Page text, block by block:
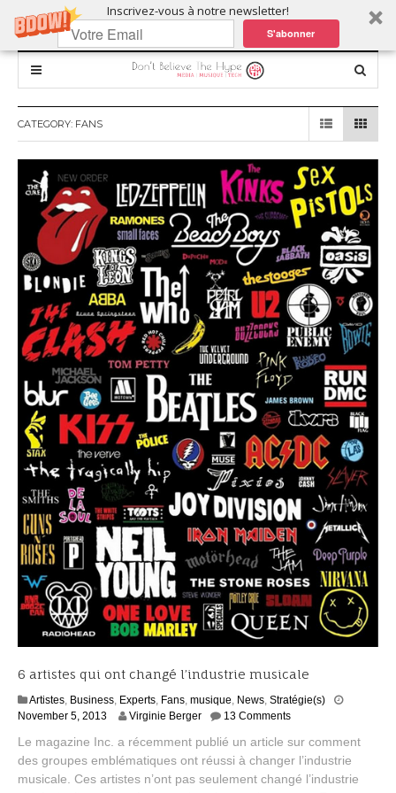
Inscrivez-vous à notre newsletter!
S'abonner
CATEGORY: FANS
6 artistes qui ont changé l’industrie musicale
Artistes, Business, Experts, Fans, musique, News, Stratégie(s)
November 5, 2013S
p
t
e
Virginie Berger 13 Comments
Le magazine Inc. a récemment publié un article sur comment
des groupes emblématiques ont réussi à changer l’industrie
musicale. Ces artistes n’ont pas seulement changé l’industrie